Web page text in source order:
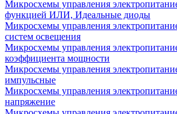
Микросхемы управления
функцией ИЛИ, Идеальные диоды
Микросхемы управления
систем освещения
Микросхемы управления
коэффициента мощности
Микросхемы управления
импульсные
Микросхемы управления
напряжение